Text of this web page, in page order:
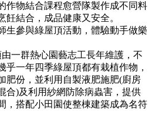
作物結合課程愈營隊製作成不同料
結合，成品健康又安全。
生參與綠屋頂活動，體驗動手做樂
一群熱心園藝志工長年維護，不
乎一年四季綠屋頂都有栽植作物，
肥份，並利用自製液肥施肥(廚房
合)及利用紗網防除病蟲害，提供
，搭配小田園使整棟建築成為名符